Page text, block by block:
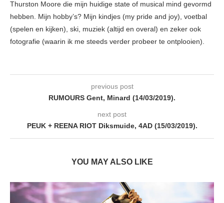
Thurston Moore die mijn huidige state of musical mind gevormd
hebben. Mijn hobby’s? Mijn kindjes (my pride and joy), voetbal
(spelen en kijken), ski, muziek (altijd en overal) en zeker ook
fotografie (waarin ik me steeds verder probeer te ontplooien).
previous post
RUMOURS Gent, Minard (14/03/2019).
next post
PEUK + REENA RIOT Diksmuide, 4AD (15/03/2019).
YOU MAY ALSO LIKE